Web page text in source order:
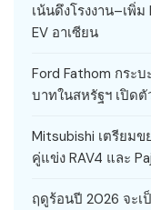
เน้นดึงโรงงาน–เพิ่
EV อาเซียน
Ford Fathom กระ
บาทในสหรัฐฯ เปิด
Mitsubishi เตรียมข
คู่แข่ง RAV4 และ
ฤดูร้อนปี 2026 จะเ